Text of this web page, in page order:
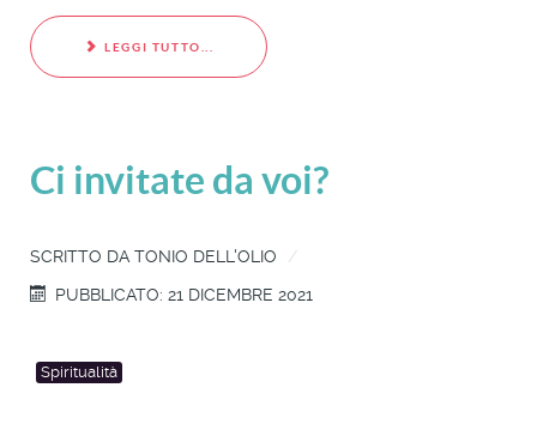
LEGGI TUTTO...
Ci invitate da voi?
SCRITTO DA TONIO DELL'OLIO
PUBBLICATO: 21 DICEMBRE 2021
Spiritualità